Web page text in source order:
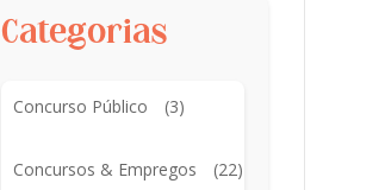
Categorias
Concurso Público (3)
Concursos & Empregos (22)